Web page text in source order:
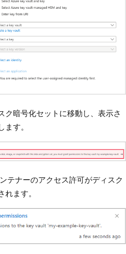
ク暗号化セットに移動し、表示さ
す。
テナーのアクセス許可がディスク
ます。